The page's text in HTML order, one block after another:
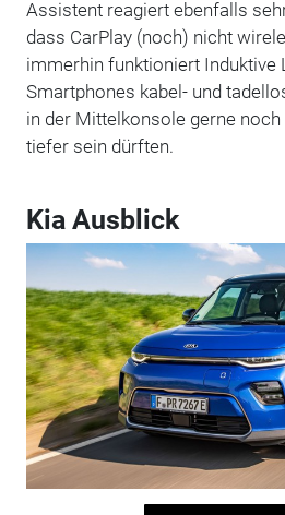
Assistent reagiert ebenfalls
dass CarPlay (noch) nicht
immerhin funktioniert Induktive
Smartphones kabel- und
in der Mittelkonsole gerne
tiefer sein dürften.
Kia Ausblick